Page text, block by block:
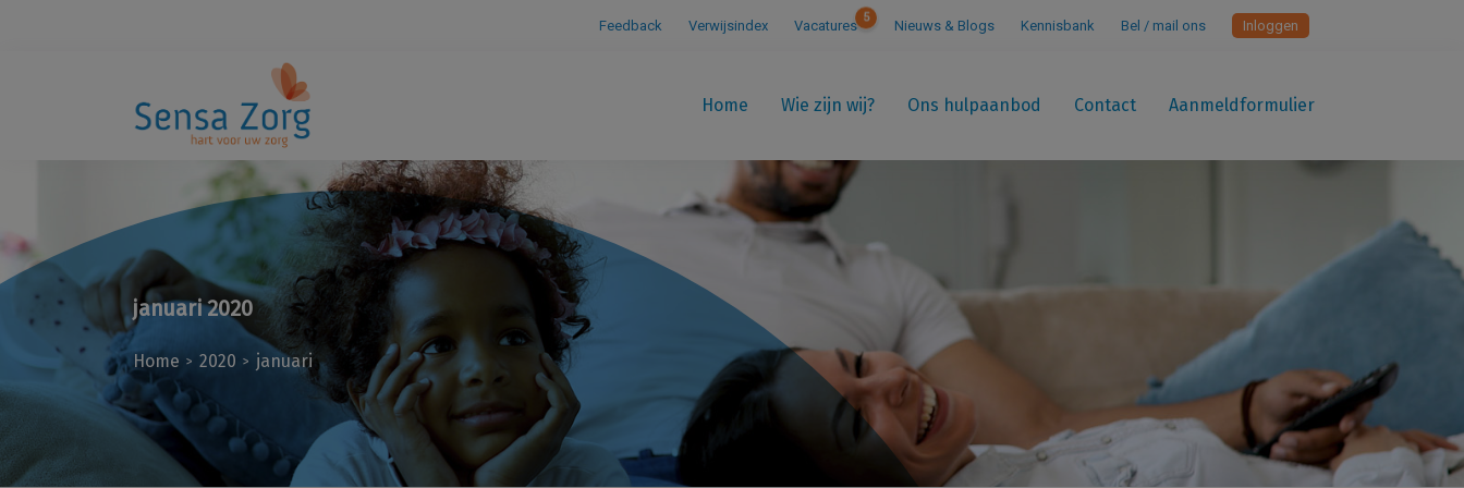
Feedback Verwijsindex Vacatures
5
Nieuws & Blogs Kennisbank Bel / mail ons Inloggen
Home Wie zijn wij? Ons hulpaanbod Contact Aanmeldformulier
januari 2020
Home > 2020 > januari